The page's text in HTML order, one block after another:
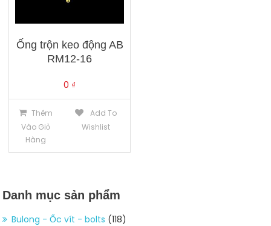
Ống trộn keo động AB
RM12-16
0 ₫
Thêm
Vào Giỏ
Hàng
Add To
Wishlist
Danh mục sản phẩm
Bulong - Ốc vít - bolts (118)